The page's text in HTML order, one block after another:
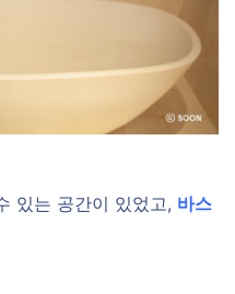
있는 공간이 있었고, 바스